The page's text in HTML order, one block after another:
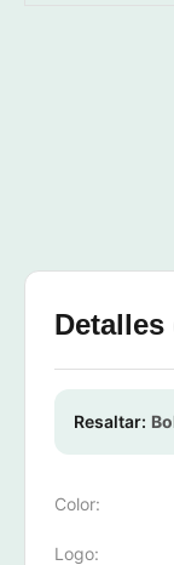
Resaltar:
Color:
Logo: